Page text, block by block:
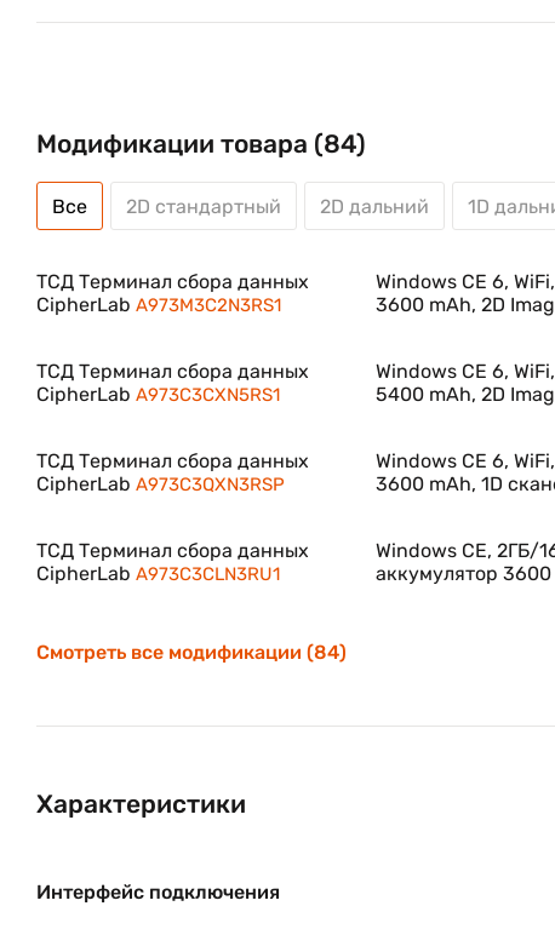
Модификации товара (84)
Все 2D стандартный 2D дальний 1D
ТСД Терминал сбора данных
CipherLab A973M3C2N3RS1
Windows CE 6,
3600 mAh, 2D
ТСД Терминал сбора данных
CipherLab A973C3CXN5RS1
Windows CE 6,
5400 mAh, 2D
ТСД Терминал сбора данных
CipherLab A973C3QXN3RSP
Windows CE 6,
3600 mAh, 1D
ТСД Терминал сбора данных
CipherLab A973C3CLN3RU1
Windows CE, 2ГБ/
аккумулятор
Смотреть все модификации (84)
Характеристики
Интерфейс подключения